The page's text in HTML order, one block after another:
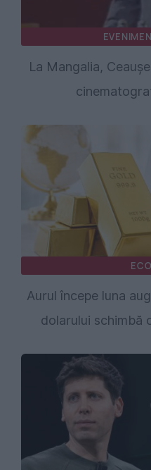
La Mangalia,
Aurul începe luna
dolarului schimbă